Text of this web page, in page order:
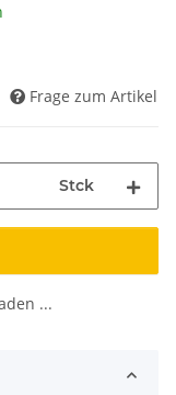
Frage zum Artikel
Stck
...